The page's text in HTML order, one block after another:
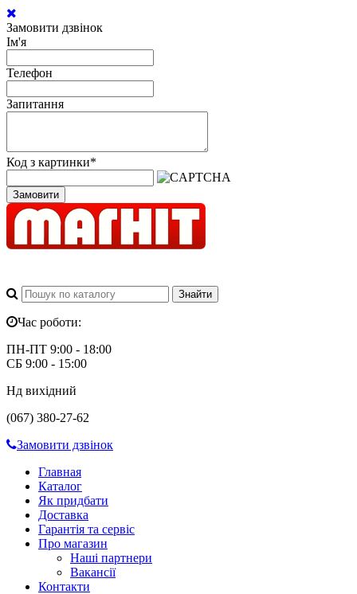
Замовити дзвінок
Ім'я
Телефон
Запитання
Код з картинки*
Замовити
Час роботи:
ПН-ПТ 9:00 - 18:00
СБ 9:00 - 15:00
Нд вихідний
(067) 380-27-62
Замовити дзвінок
Главная
Каталог
Як придбати
Доставка
Гарантія та сервіс
Про магазин
Наші партнери
Вакансії
Контакти